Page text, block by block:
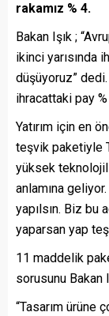
rakamız % 4.
Bakan Işık ;
ikinci yarısında
düşüyoruz”
ihracattaki pay %
Yatırım için en
teşvik paketiyle
yüksek
anlamına
yapılsın. Biz bu
yaparsan yap
11 maddelik
sorusunu Bakan
“Tasarım ürüne